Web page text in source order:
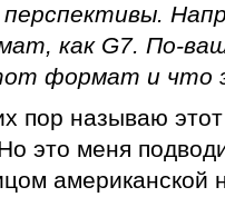
как G7. По-
формат и что
пор называю
это меня
американской